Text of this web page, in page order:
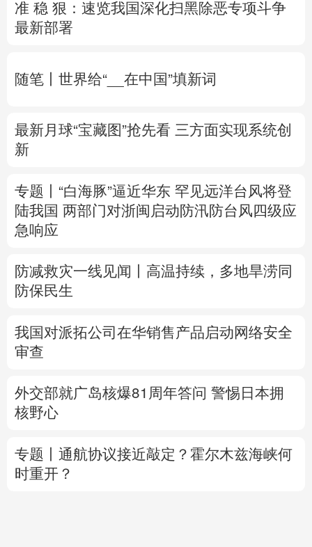
Русский язык
准 稳 狠：速览我国深化扫黑除恶专项斗争
最新部署
随笔丨世界给“__在中国”填新词
最新月球“宝藏图”抢先看 三方面实现系统创
新
专题丨 “白海豚”逼近华东 罕见远洋台风将登
陆我国 两部门对浙闽启动防汛防台风四级应
急响应
防减救灾一线见闻丨高温持续，多地旱涝同
防保民生
我国对派拓公司在华销售产品启动网络安全
审查
外交部就广岛核爆81周年答问 警惕日本拥
核野心
专题丨 通航协议接近敲定？霍尔木兹海峡何
时重开？